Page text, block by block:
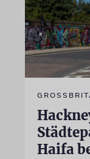
Haifa